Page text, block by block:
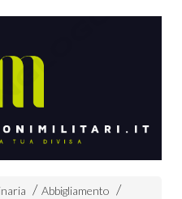
Abbigliamento